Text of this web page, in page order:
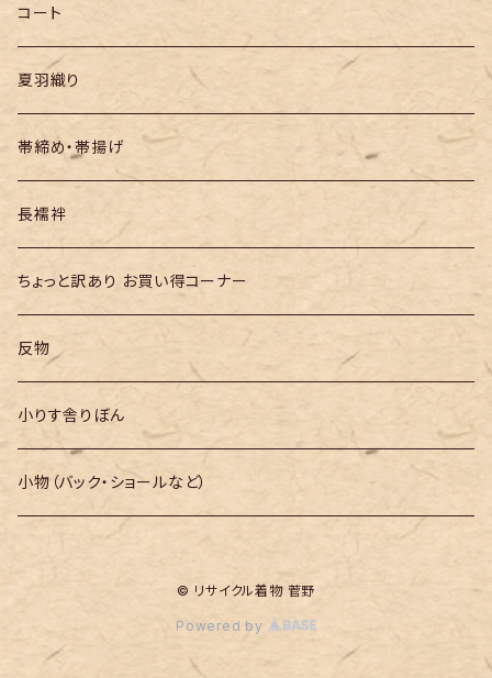
半幅帯
コート
夏羽織り
帯締め・帯揚げ
長襦袢
ちょっと訳あり お買い得コーナー
反物
小りす舎りぼん
小物（バック・ショールなど）
© リサイクル着物 菅野
Powered by